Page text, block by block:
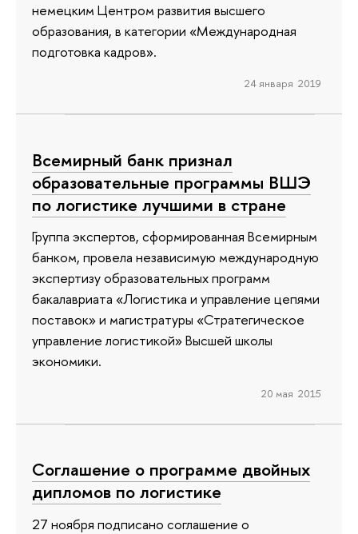
немецким Центром развития высшего
образования, в категории «Международная
подготовка кадров».
24 января 2019
Всемирный банк признал
образовательные программы ВШЭ
по логистике лучшими в стране
Группа экспертов, сформированная Всемирным
банком, провела независимую международную
экспертизу образовательных программ
бакалавриата «Логистика и управление цепями
поставок» и магистратуры «Стратегическое
управление логистикой» Высшей школы
экономики.
20 мая 2015
Соглашение о программе двойных
дипломов по логистике
27 ноября подписано соглашение о